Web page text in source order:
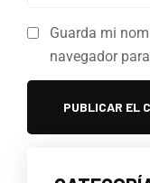
Guarda mi
navegador